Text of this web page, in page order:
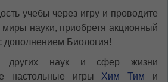
учебы через игру и проводите
миры науки, приобретя акционный
дополнением Биология!
других наук и сфер жизни
настольные игры Хим Тим и